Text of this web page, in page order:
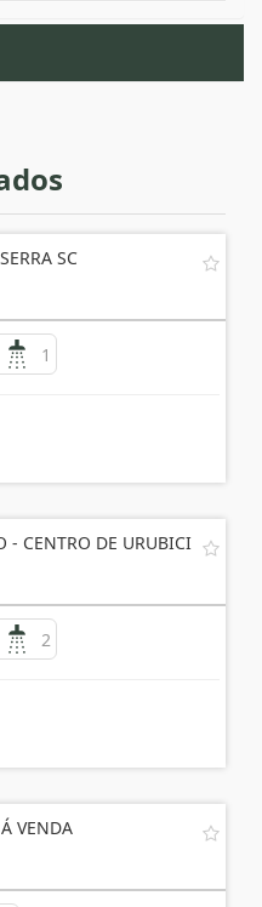
SC
- CENTRO DE URUBICI